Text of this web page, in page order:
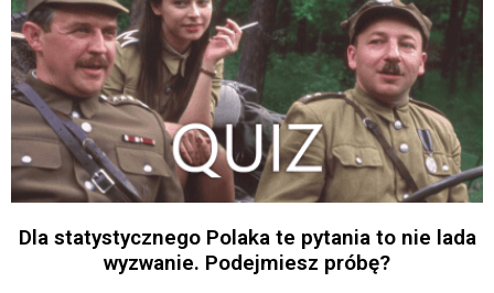
Dla statystycznego Polaka te pytania to nie lada
wyzwanie. Podejmiesz próbę?